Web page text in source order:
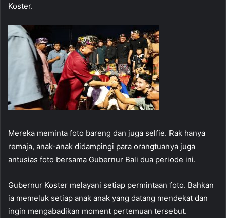
Koster.
Mereka meminta foto bareng dan juga selfie. Rak hanya
remaja, anak-anak didampingi para orangtuanya juga
antusias foto bersama Gubernur Bali dua periode ini.
Gubernur Koster melayani setiap permintaan foto. Bahkan
ia memeluk setiap anak anak yang datang mendekat dan
ingin mengabadikan moment pertemuan tersebut.